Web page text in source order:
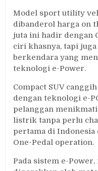
Model sport utility
dibanderol harga on
juta ini hadir dengan
ciri khasnya, tapi
berkendara yang
teknologi e-Power.
Compact SUV
dengan teknologi e-
pelanggan
listrik tanpa perlu
pertama di
One-Pedal operation.
Pada sistem e-